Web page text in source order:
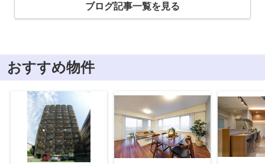
ブログ記事一覧を見る
おすすめ物件